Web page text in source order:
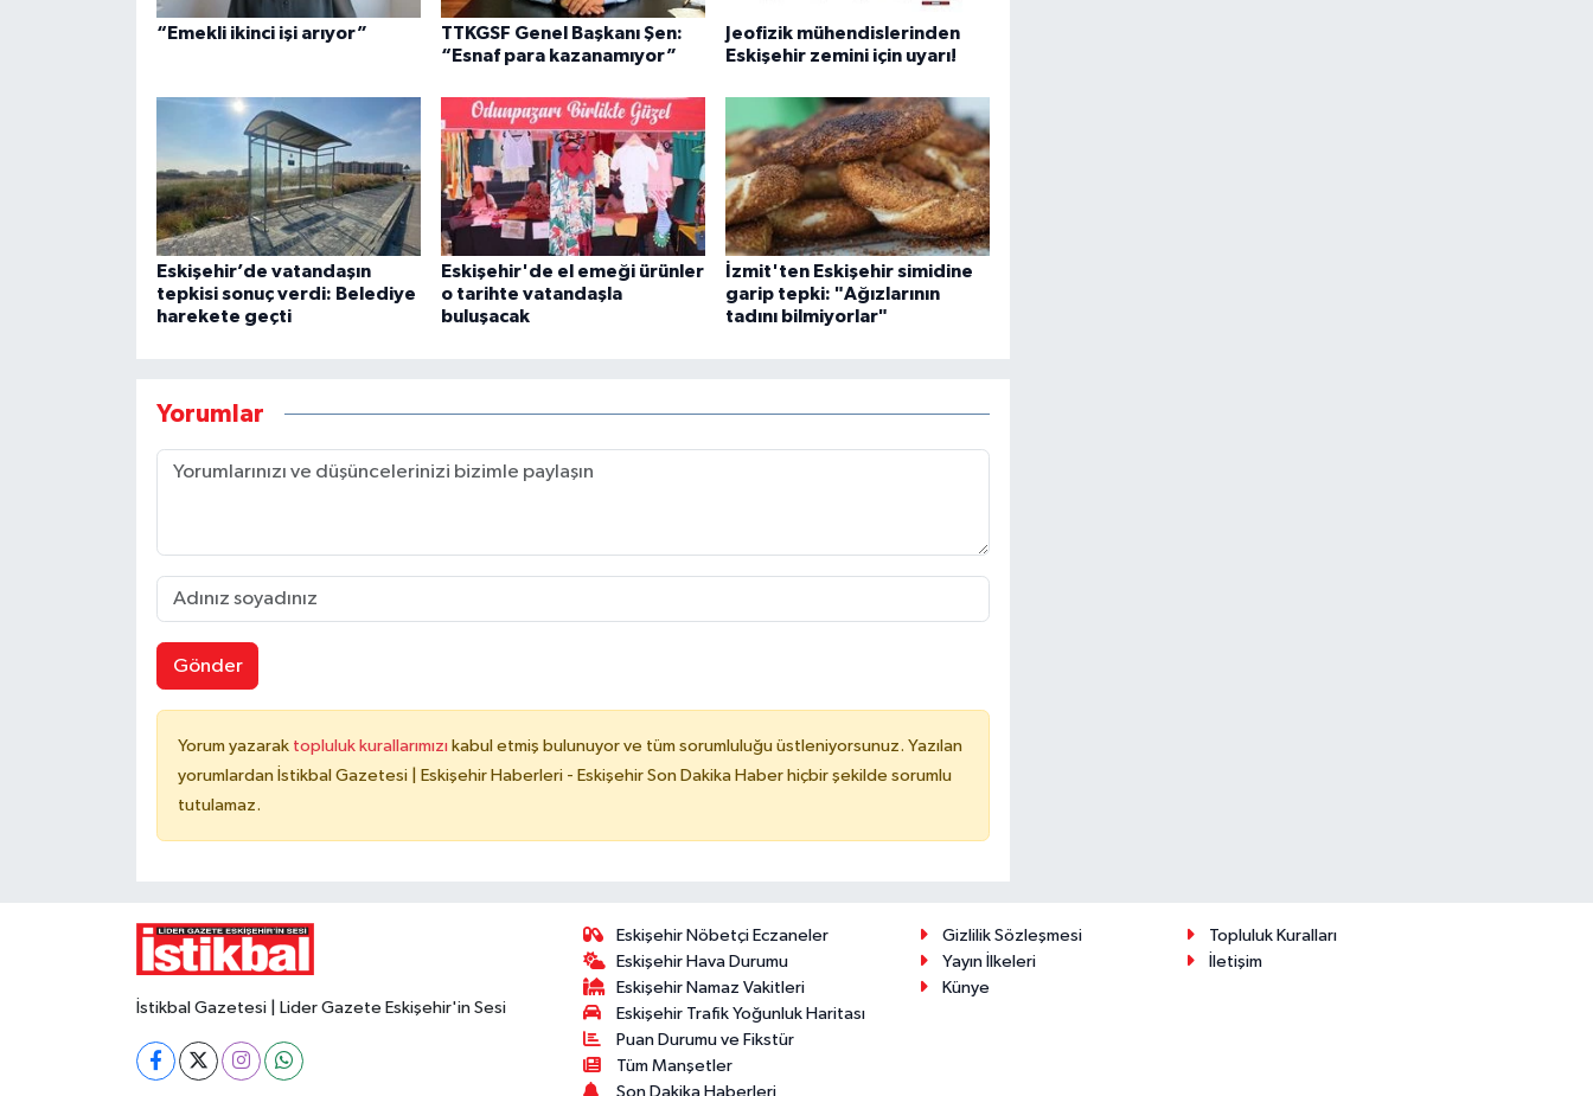
“Emekli ikinci işi arıyor”
TTKGSF Genel Başkanı Şen:
“Esnaf para kazanamıyor”
Jeofizik mühendislerinden
Eskişehir zemini için uyarı!
Eskişehir’de vatandaşın
tepkisi sonuç verdi: Belediye
harekete geçti
Eskişehir'de el emeği ürünler
o tarihte vatandaşla
buluşacak
İzmit'ten Eskişehir simidine
garip tepki: "Ağızlarının
tadını bilmiyorlar"
Yorumlar
Gönder
Yorum yazarak topluluk kurallarımızı kabul etmiş bulunuyor ve tüm sorumluluğu üstleniyorsunuz. Yazılan
yorumlardan İstikbal Gazetesi | Eskişehir Haberleri - Eskişehir Son Dakika Haber hiçbir şekilde sorumlu
tutulamaz.
İstikbal Gazetesi | Lider Gazete Eskişehir'in Sesi
Eskişehir Nöbetçi Eczaneler
Eskişehir Hava Durumu
Eskişehir Namaz Vakitleri
Eskişehir Trafik Yoğunluk Haritası
Puan Durumu ve Fikstür
Tüm Manşetler
Son Dakika Haberleri
Gizlilik Sözleşmesi
Topluluk Kuralları
Yayın İlkeleri
İletişim
Künye